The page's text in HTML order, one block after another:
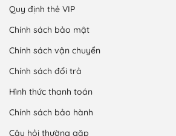
Quy định thẻ VIP
Chính sách bảo mật
Chính sách vận chuyển
Chính sách đổi trả
Hình thức thanh toán
Chính sách bảo hành
Câu hỏi thường gặp